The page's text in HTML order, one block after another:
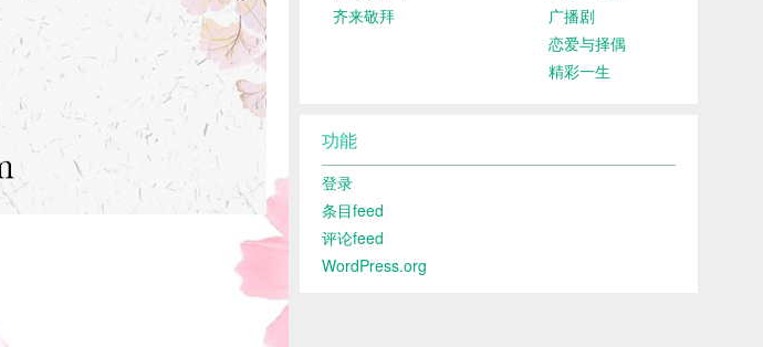
齐来敬拜
广播剧
恋爱与择偶
精彩一生
功能
登录
条目feed
评论feed
WordPress.org